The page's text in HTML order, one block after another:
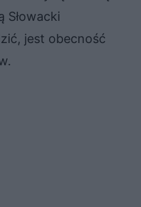
Słowacki
jest obecność